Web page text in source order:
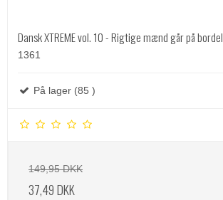
Dansk XTREME vol. 10 - Rigtige mænd går på bordel
1361
På lager (85 )
149,95 DKK
37,49 DKK